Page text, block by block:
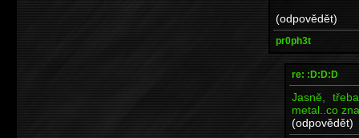
(odpovědět)
pr0ph3t
re: :D:D:D
Jasně,
metal..co
(odpovědět)